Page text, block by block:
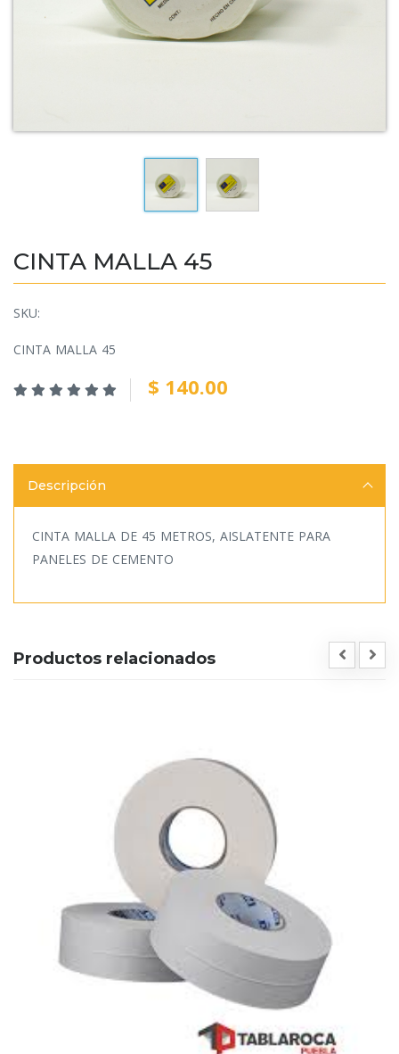
CINTA MALLA 45
SKU:
CINTA MALLA 45
$ 140.00
Descripción
CINTA MALLA DE 45 METROS, AISLATENTE PARA
PANELES DE CEMENTO
Productos relacionados